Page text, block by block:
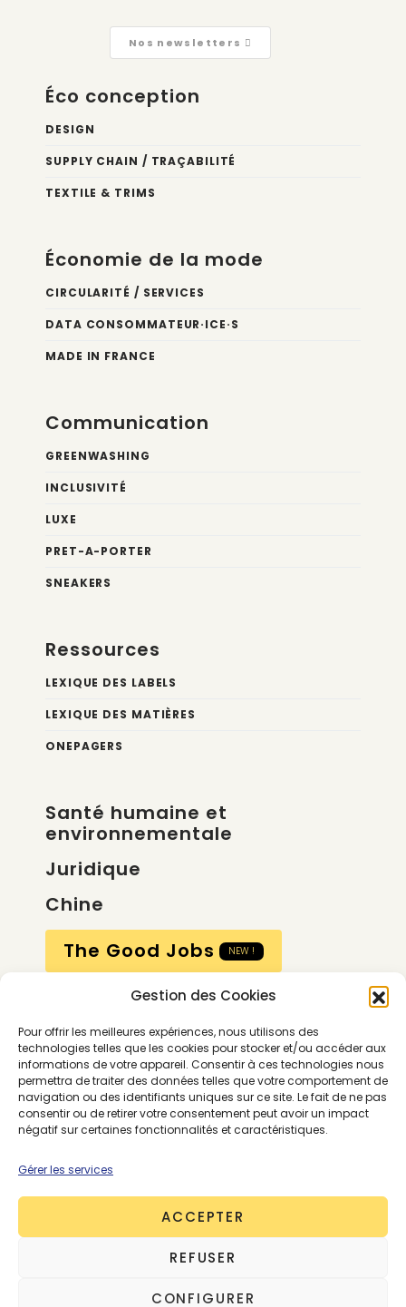
Gestion des Cookies
Pour offrir les meilleures expériences, nous utilisons des
technologies telles que les cookies pour stocker et/ou accéder aux
informations de votre appareil. Consentir à ces technologies nous
permettra de traiter des données telles que votre comportement de
navigation ou des identifiants uniques sur ce site. Le fait de ne pas
consentir ou de retirer votre consentement peut avoir un impact
négatif sur certaines fonctionnalités et caractéristiques.
Gérer les services
ACCEPTER
REFUSER
CONFIGURER
Nos newsletters
Éco conception
DESIGN
SUPPLY CHAIN / TRAÇABILITÉ
TEXTILE & TRIMS
Économie de la mode
CIRCULARITÉ / SERVICES
DATA CONSOMMATEUR·ICE·S
MADE IN FRANCE
Communication
GREENWASHING
INCLUSIVITÉ
LUXE
PRET-A-PORTER
SNEAKERS
Ressources
LEXIQUE DES LABELS
LEXIQUE DES MATIÈRES
ONEPAGERS
Santé humaine et
environnementale
Juridique
Chine
The Good Jobs
NEW !
Compte
Calendrier
Contactez-nous
Conditions générales
Mentions légales
Gestion des cookies